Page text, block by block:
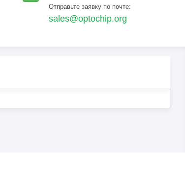
Отправьте заявку по почте:
sales@optochip.org